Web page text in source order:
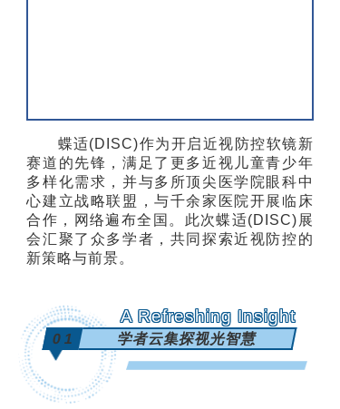
蝶适(DISC)作为开启近视防控软镜新
赛道的先锋，满足了更多近视儿童青少年
多样化需求，并与多所顶尖医学院眼科中
心建立战略联盟，与千余家医院开展临床
合作，网络遍布全国。此次蝶适(DISC)展
会汇聚了众多学者，共同探索近视防控的
新策略与前景。
A Refreshing Insight
01 学者云集探视光智慧